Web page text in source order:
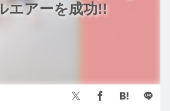
エアーを成功!!